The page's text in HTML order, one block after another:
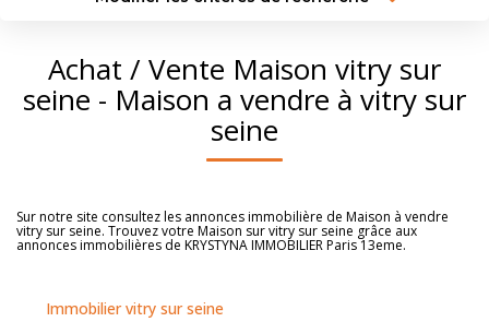
FAIRE GÉRER
OUTILS
NOUS CONTACTER
Sélectionnez...
Type de bien
Surface min
Achat / Vente Maison vitry sur
seine - Maison a vendre à vitry sur
seine
Sur notre site consultez les annonces immobilière de Maison à vendre
vitry sur seine. Trouvez votre Maison sur vitry sur seine grâce aux
annonces immobilières de KRYSTYNA IMMOBILIER Paris 13eme.
Immobilier vitry sur seine